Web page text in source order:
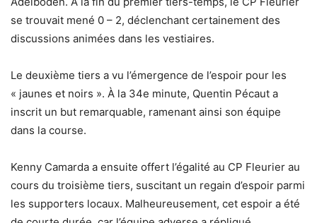
se trouvait mené 0 – 2, déclenchant certainement des
discussions animées dans les vestiaires.
Le deuxième tiers a vu l’émergence de l’espoir pour les
« jaunes et noirs ». À la 34e minute, Quentin Pécaut a
inscrit un but remarquable, ramenant ainsi son équipe
dans la course.
Kenny Camarda a ensuite offert l’égalité au CP Fleurier au
cours du troisième tiers, suscitant un regain d’espoir parmi
les supporters locaux. Malheureusement, cet espoir a été